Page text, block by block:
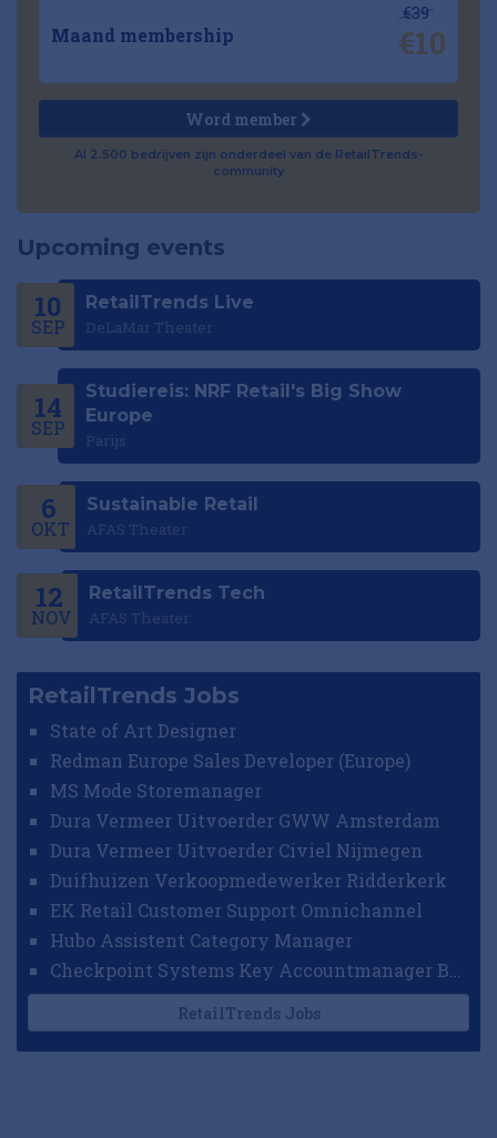
Maand membership
€39
€10
Word member
Al 2.500 bedrijven zijn onderdeel van de RetailTrends-
community
Upcoming events
10
SEP
RetailTrends Live
DeLaMar Theater
14
SEP
Studiereis: NRF Retail's Big Show
Europe
Parijs
6
OKT
Sustainable Retail
AFAS Theater
12
NOV
RetailTrends Tech
AFAS Theater
RetailTrends Jobs
State of Art Designer
Redman Europe Sales Developer (Europe)
MS Mode Storemanager
Dura Vermeer Uitvoerder GWW Amsterdam
Dura Vermeer Uitvoerder Civiel Nijmegen
Duifhuizen Verkoopmedewerker Ridderkerk
EK Retail Customer Support Omnichannel
Hubo Assistent Category Manager
Checkpoint Systems Key Accountmanager Benelux
RetailTrends Jobs